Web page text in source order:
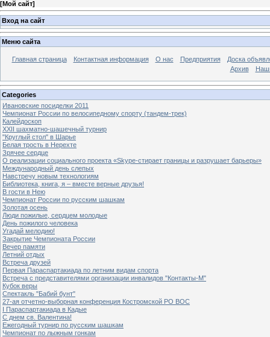
[Мой сайт]
Вход на сайт
Меню сайта
Главная страница Контактная информация О нас Предприятия
Доска
Архив
Categories
Ивановские посиделки 2011
Чемпионат России по велосипедному спорту (тандем-трек)
Калейдоскоп
XXII шахматно-шашечный турнир
"Круглый стол" в Шарье
Белая трость в Нерехте
Зрячее сердце
О реализации социального проекта «Skype-стирает границы и разрушает барьеры»
Международный день слепых
Навстречу новым технологиям
Библиотека, книга, я – вместе верные друзья!
В гости в Нею
Чемпионат России по русским шашкам
Золотая осень
Люди пожилые, сердцем молодые
День пожилого человека
Угадай мелодию!
Закрытие Чемпионата России
Вечер памяти
Летний отдых
Встреча друзей
Первая Параспартакиада по летним видам спорта
Встреча с представителями организации инвалидов "Контакты-М"
Кубок веры
Спектакль "Бабий бунт"
27-ая отчетно-выборная конференция Костромской РО ВОС
I Параспартакиада в Кадые
С днем св. Валентина!
Ежегодный турнир по русским шашкам
Чемпионат по лыжным гонкам